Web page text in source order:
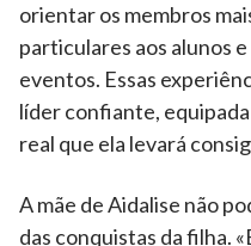
orientar os membros
particulares aos alunos
eventos. Essas
líder confiante,
real que ela levará
A mãe de Aidalise não
das conquistas da filha.